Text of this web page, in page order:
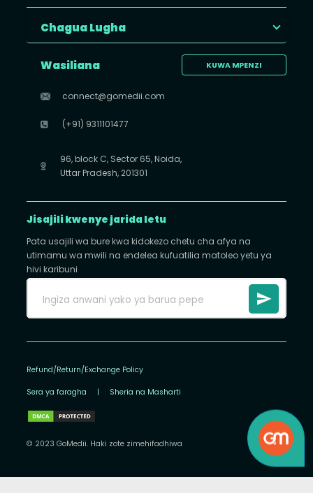
Chagua Lugha
KUWA MPENZI
Wasiliana
connect@gomedii.com
(+91) 9311101477
96, block C, Sector 65, Noida,
Uttar Pradesh, 201301
Jisajili kwenye jarida letu
Pata usajili wa bure kwa kidokezo chetu cha afya na
utimamu wa mwili na endelea kufuatilia matoleo yetu ya
hivi karibuni
Refund/Return/Exchange Policy
Sera ya faragha | Sheria na Masharti
© 2023 GoMedii. Haki zote zimehifadhiwa